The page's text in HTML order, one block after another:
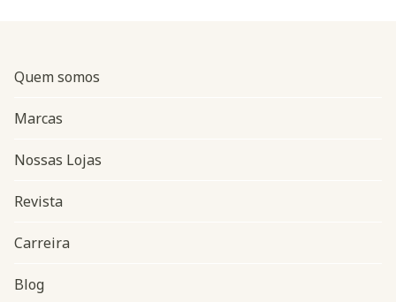
Navegação do rodapé
Quem somos
Marcas
Nossas Lojas
Revista
Carreira
Blog